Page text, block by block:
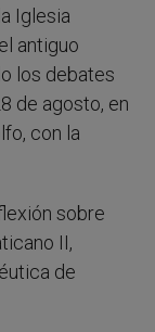
Iglesia
antiguo
los debates
de agosto, en
con la
sobre
II,
de